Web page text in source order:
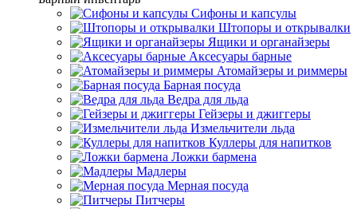
Сифоны и капсулы
Штопоры и открывалки
Ящики и органайзеры
Аксесуары барные
Атомайзеры и риммеры
Барная посуда
Ведра для льда
Гейзеры и джиггеры
Измельчители льда
Куллеры для напитков
Ложки бармена
Мадлеры
Мерная посуда
Питчеры